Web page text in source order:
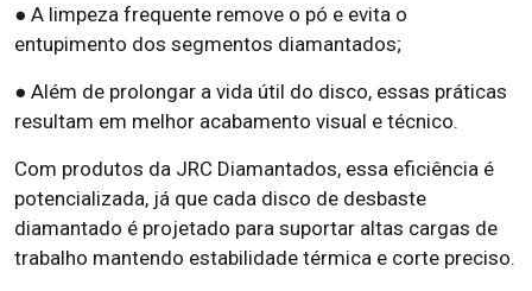
● A limpeza frequente remove o pó e evita o
entupimento dos segmentos diamantados;
● Além de prolongar a vida útil do disco, essas práticas
resultam em melhor acabamento visual e técnico.
Com produtos da JRC Diamantados, essa eficiência é
potencializada, já que cada disco de desbaste
diamantado é projetado para suportar altas cargas de
trabalho mantendo estabilidade térmica e corte preciso.